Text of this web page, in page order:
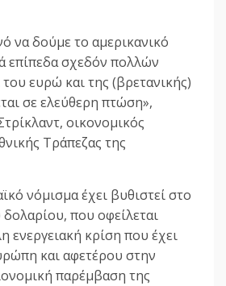
να δούμε το αμερικανικό
επίπεδα σχεδόν πολλών
του ευρώ και της (βρετανικής)
σε ελεύθερη πτώση»,
οικονομικός
Τράπεζας της
νόμισμα έχει βυθιστεί στο
δολαρίου, που οφείλεται
ενεργειακή κρίση που έχει
και αφετέρου στην
παρέμβαση της